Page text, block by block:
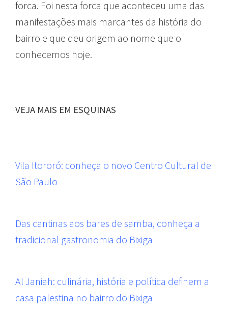
forca. Foi nesta forca que aconteceu uma das
manifestações mais marcantes da história do
bairro e que deu origem ao nome que o
conhecemos hoje.
VEJA MAIS EM ESQUINAS
Vila Itororó: conheça o novo Centro Cultural de
São Paulo
Das cantinas aos bares de samba, conheça a
tradicional gastronomia do Bixiga
Al Janiah: culinária, história e política definem a
casa palestina no bairro do Bixiga